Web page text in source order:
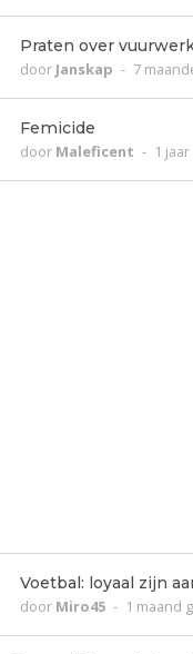
Praten over
door Janskap - 7
Femicide
door Maleficent - 1
Voetbal: loyaal zijn
door Miro45 - 1 maand